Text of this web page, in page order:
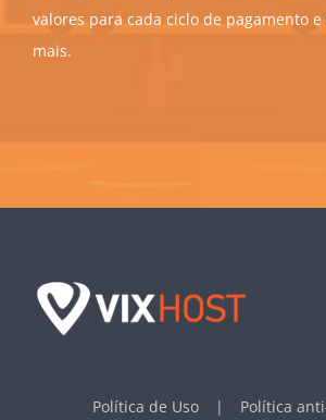
valores para cada ciclo de pagamento
mais.
Política de Uso Política